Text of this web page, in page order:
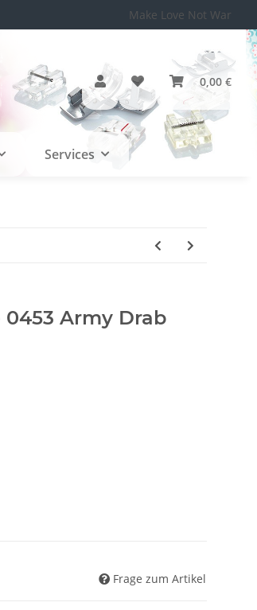
Make Love Not War
0,00 €
Services
0453 Army Drab
Frage zum Artikel